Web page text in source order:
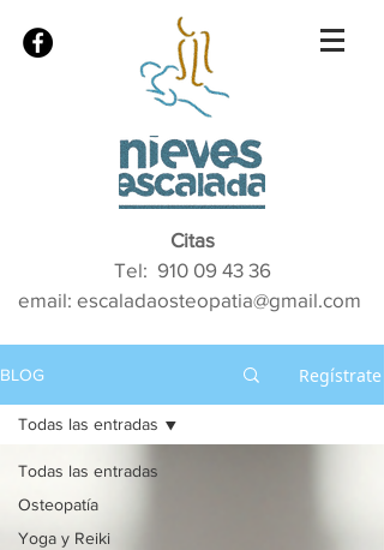
Citas
Tel: 910 09 43 36
email: escaladaosteopatia@gmail.com
BLOG Regístrate
Todas las entradas
Osteopatía
Yoga y Reiki
Todas las entradas